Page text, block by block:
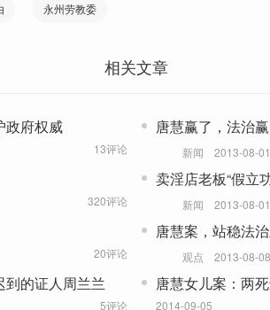
永州劳教委
相关文章
政府权威
13评论
唐慧赢了，法治
新闻 2013-08-01
320评论
卖淫店老板“假立
新闻 2013-08-01
20评论
唐慧案，站稳法
观点 2013-08-08
到的证人周兰兰
5评论
唐慧女儿案：两
2014-09-05